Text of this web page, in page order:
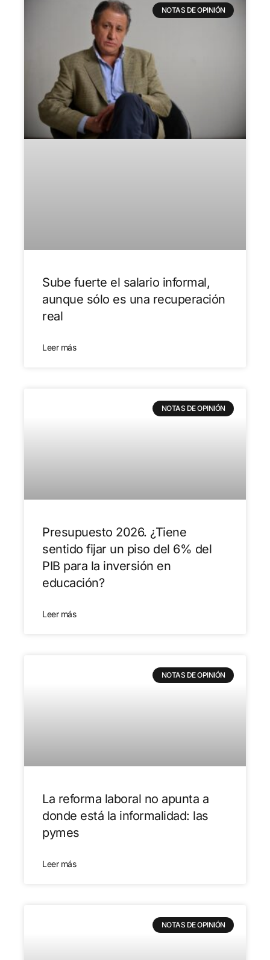
NOTAS DE OPINIÓN
Sube fuerte el salario informal,
aunque sólo es una recuperación
real
Leer más
NOTAS DE OPINIÓN
Presupuesto 2026. ¿Tiene
sentido fijar un piso del 6% del
PIB para la inversión en
educación?
Leer más
NOTAS DE OPINIÓN
La reforma laboral no apunta a
donde está la informalidad: las
pymes
Leer más
NOTAS DE OPINIÓN